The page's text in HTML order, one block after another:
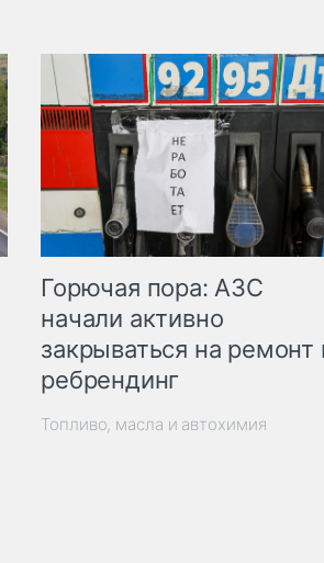
Горючая пора: АЗС
начали активно
закрываться на ремонт
ребрендинг
Топливо, масла и автохимия